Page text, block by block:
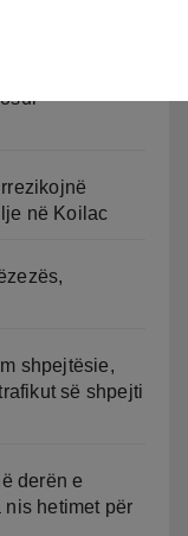
në Koilac
shpejtësie,
së shpejti
derën e
hetimet për